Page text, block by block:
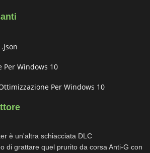
Per Windows 10
Per Windows 10
è un'altra schiacciata DLC
di grattare quel prurito da corsa Anti-G con